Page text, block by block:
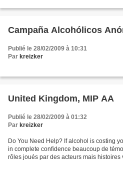
Campaña Alcohólicos
Publié le 28/02/2009 à 10:31
Par kreizker
United Kingdom, MIP AA
Publié le 28/02/2009 à 01:32
Par kreizker
Do You Need Help? If alcohol is costing
in complete confidence beaucoup de
rôles joués par des acteurs mais histoires